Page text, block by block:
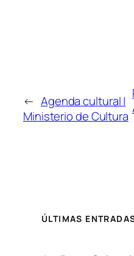
← Agenda cultural |
Ministerio de Cultura
ÚLTIMAS